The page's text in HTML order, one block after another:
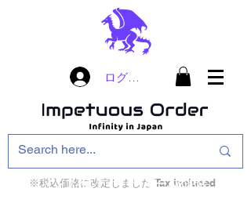
ログイン
※税込価格に改定しました Tax included
インフィニティ・ザ・ゲームのお店